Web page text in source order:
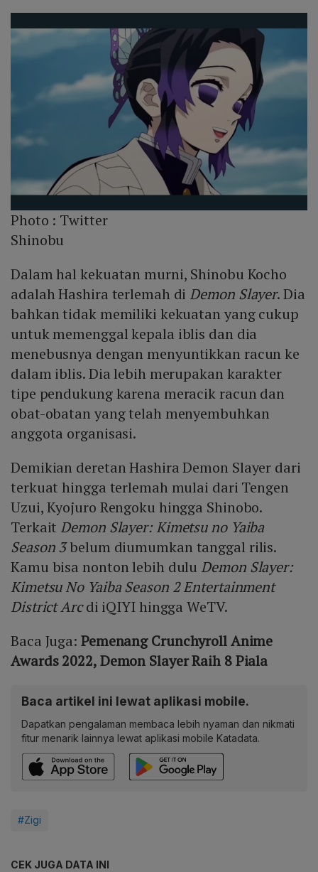
Photo : Twitter
Shinobu
Dalam hal kekuatan murni, Shinobu Kocho
adalah Hashira terlemah di Demon Slayer. Dia
bahkan tidak memiliki kekuatan yang cukup
untuk memenggal kepala iblis dan dia
menebusnya dengan menyuntikkan racun ke
dalam iblis. Dia lebih merupakan karakter
tipe pendukung karena meracik racun dan
obat-obatan yang telah menyembuhkan
anggota organisasi.
Demikian deretan Hashira Demon Slayer dari
terkuat hingga terlemah mulai dari Tengen
Uzui, Kyojuro Rengoku hingga Shinobo.
Terkait Demon Slayer: Kimetsu no Yaiba
Season 3belum diumumkan tanggal rilis.
Kamu bisa nonton lebih dulu Demon Slayer:
Kimetsu No Yaiba Season 2 Entertainment
District Arcdi iQIYI hingga WeTV.
Baca Juga: Pemenang Crunchyroll Anime
Awards 2022, Demon Slayer Raih 8 Piala
Baca artikel ini lewat aplikasi mobile.
Dapatkan pengalaman membaca lebih nyaman dan nikmati
fitur menarik lainnya lewat aplikasi mobile Katadata.
#Zigi
CEK JUGA DATA INI